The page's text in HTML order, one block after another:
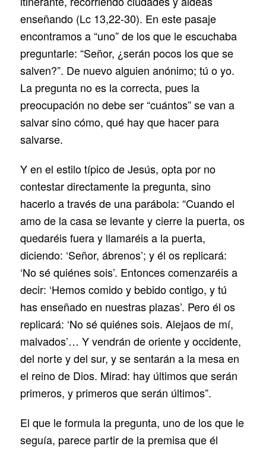
enseñando (Lc 13,22-30). En este pasaje
encontramos a “uno” de los que le escuchaba
preguntarle: “Señor, ¿serán pocos los que se
salven?”. De nuevo alguien anónimo; tú o yo.
La pregunta no es la correcta, pues la
preocupación no debe ser “cuántos” se van a
salvar sino cómo, qué hay que hacer para
salvarse.
Y en el estilo típico de Jesús, opta por no
contestar directamente la pregunta, sino
hacerlo a través de una parábola: “Cuando el
amo de la casa se levante y cierre la puerta, os
quedaréis fuera y llamaréis a la puerta,
diciendo: ‘Señor, ábrenos’; y él os replicará:
‘No sé quiénes sois’. Entonces comenzaréis a
decir: ‘Hemos comido y bebido contigo, y tú
has enseñado en nuestras plazas’. Pero él os
replicará: ‘No sé quiénes sois. Alejaos de mí,
malvados’… Y vendrán de oriente y occidente,
del norte y del sur, y se sentarán a la mesa en
el reino de Dios. Mirad: hay últimos que serán
primeros, y primeros que serán últimos”.
El que le formula la pregunta, uno de los que le
seguía, parece partir de la premisa que él